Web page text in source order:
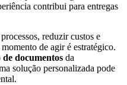
contribui para entregas
reduzir custos e
de agir é estratégico.
documentos da
solução personalizada pode